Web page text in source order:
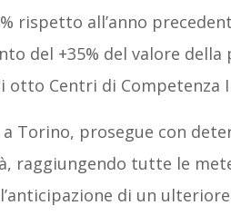
rispetto all’anno
del +35% del valore della
otto Centri di Competenza
Torino, prosegue con
raggiungendo tutte le
di un